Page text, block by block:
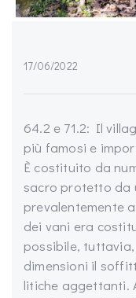
17/06/2022
64.2 e 71.2: Il
più famosi e
È costituito da
sacro protetto da
prevalentemente
dei vani era
possibile,
dimensioni il
litiche aggettanti.